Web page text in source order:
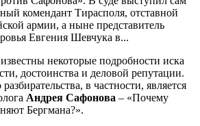
комендант Тирасполя, отставной
армии, а ныне представитель
Евгения Шевчука в...
некоторые подробности иска
достоинства и деловой репутации.
в частности, является
Андрея Сафонова – «Почему
Бергмана?».